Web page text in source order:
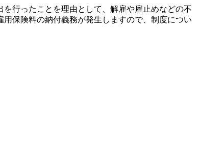
行ったことを理由として、解雇や雇止めなどの不
保険料の納付義務が発生しますので、制度につい